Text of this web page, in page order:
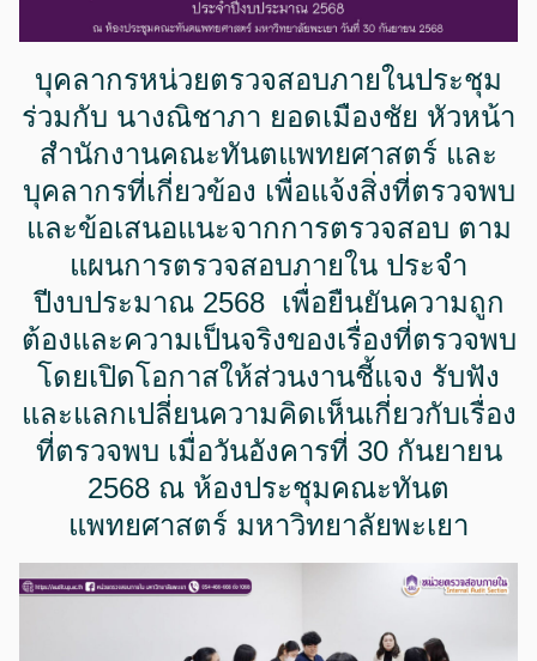
บุคลากรหน่วยตรวจสอบภายในประชุม
ร่วมกับ นางณิชาภา ยอดเมืองชัย หัวหน้า
สำนักงานคณะทันตแพทยศาสตร์ และ
บุคลากรที่เกี่ยวข้อง เพื่อแจ้งสิ่งที่ตรวจพบ
และข้อเสนอแนะจากการตรวจสอบ ตาม
แผนการตรวจสอบภายใน ประจำ
ปีงบประมาณ 2568 เพื่อยืนยันความถูก
ต้องและความเป็นจริงของเรื่องที่ตรวจพบ
โดยเปิดโอกาสให้ส่วนงานชี้แจง รับฟัง
และแลกเปลี่ยนความคิดเห็นเกี่ยวกับเรื่อง
ที่ตรวจพบ เมื่อวันอังคารที่ 30 กันยายน
2568 ณ ห้องประชุมคณะทันต
แพทยศาสตร์ มหาวิทยาลัยพะเยา